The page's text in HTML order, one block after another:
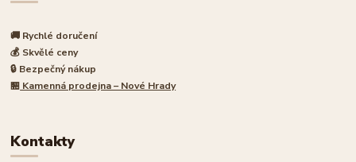
🚚 Rychlé doručení
💰 Skvělé ceny
🔒 Bezpečný nákup
🏪 Kamenná prodejna – Nové Hrady
Kontakty